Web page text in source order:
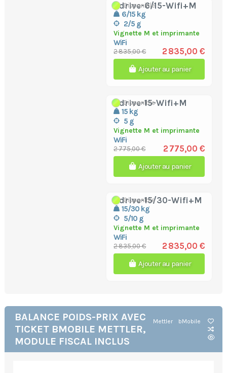
bdrive-6/15-Wifi+M
6/15 kg
2/5 g
Vignette M et imprimante
WiFi
Disponible
2 835,00 € 2 835,00 €
Ajouter au panier
bdrive-15-Wifi+M
15 kg
5 g
Vignette M et imprimante
WiFi
Disponible
2 775,00 € 2 775,00 €
Ajouter au panier
bdrive-15/30-Wifi+M
15/30 kg
5/10 g
Vignette M et imprimante
WiFi
Disponible
2 835,00 € 2 835,00 €
Ajouter au panier
BALANCE POIDS-PRIX AVEC
TICKET BMOBILE METTLER,
MODULE FISCAL INCLUS
Mettler bMobile